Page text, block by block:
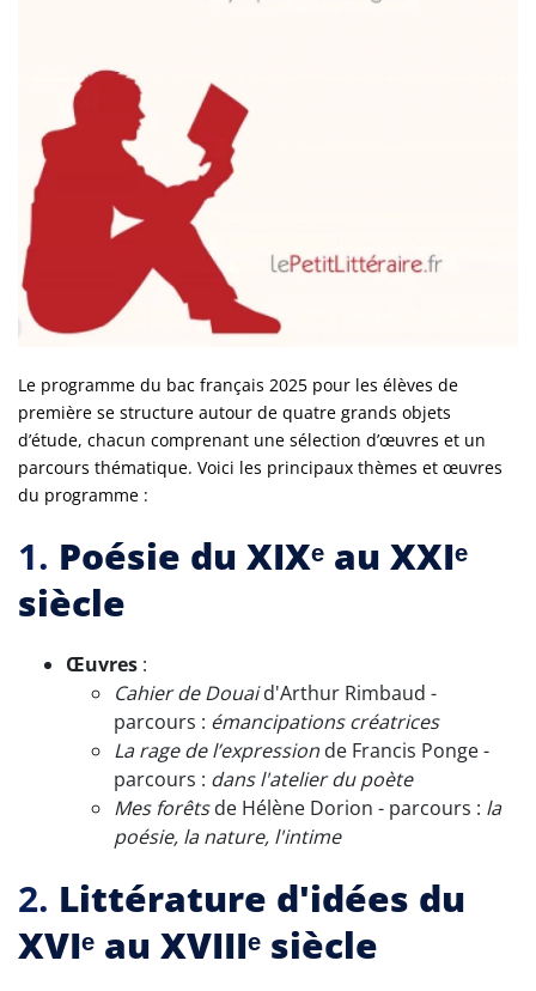
Le programme du bac français 2025 pour les élèves de
première se structure autour de quatre grands objets
d’étude, chacun comprenant une sélection d’œuvres et un
parcours thématique. Voici les principaux thèmes et œuvres
du programme :
1. Poésie du XIXᵉ au XXIᵉ
siècle
Œuvres :
Cahier de Douaid'Arthur Rimbaud -
parcours : émancipations créatrices
La rage de l’expression de Francis Ponge -
parcours : dans l'atelier du poète
Mes forêtsde Hélène Dorion - parcours : la
poésie, la nature, l'intime
2. Littérature d'idées du
XVIᵉ au XVIIIᵉ siècle